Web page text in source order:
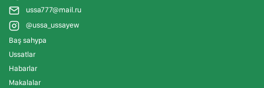
ussa777@mail.ru
@ussa_ussayew
Baş sahypa
Ussatlar
Habarlar
Makalalar